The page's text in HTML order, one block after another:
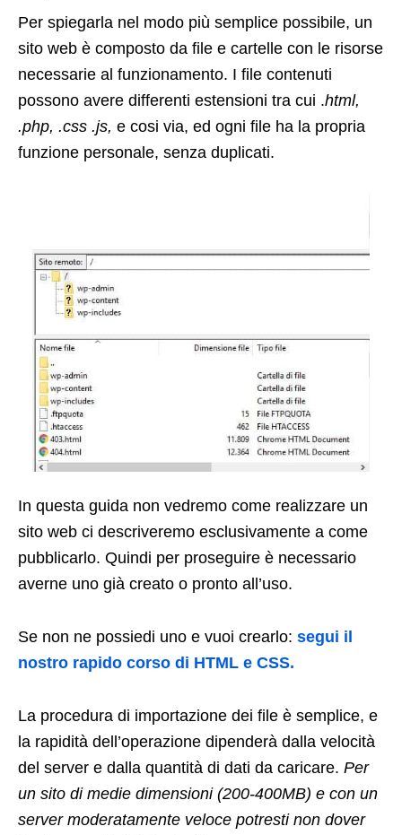
Per spiegarla nel modo più semplice possibile, un
sito web è composto da file e cartelle con le risorse
necessarie al funzionamento. I file contenuti
possono avere differenti estensioni tra cui .html,
.php, .css .js, e cosi via, ed ogni file ha la propria
funzione personale, senza duplicati.
In questa guida non vedremo come realizzare un
sito web ci descriveremo esclusivamente a come
pubblicarlo. Quindi per proseguire è necessario
averne uno già creato o pronto all’uso.
Se non ne possiedi uno e vuoi crearlo: segui il
nostro rapido corso di HTML e CSS.
La procedura di importazione dei file è semplice, e
la rapidità dell’operazione dipenderà dalla velocità
del server e dalla quantità di dati da caricare. Per
un sito di medie dimensioni (200-400MB) e con un
server moderatamente veloce potresti non dover